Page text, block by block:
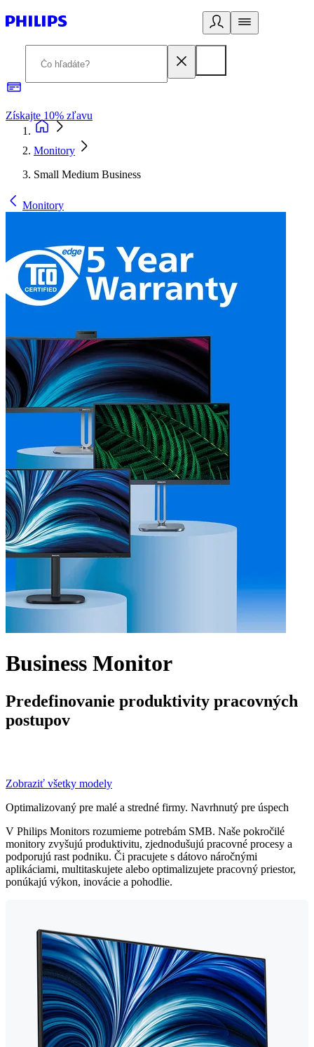
Získajte 10% zľavu
Monitory
Small Medium Business
Monitory
Business Monitor
Predefinovanie produktivity pracovných
postupov
Zobraziť všetky modely
Optimalizovaný pre malé a stredné firmy. Navrhnutý pre úspech
V Philips Monitors rozumieme potrebám SMB. Naše pokročilé
monitory zvyšujú produktivitu, zjednodušujú pracovné procesy a
podporujú rast podniku. Či pracujete s dátovo náročnými
aplikáciami, multitaskujete alebo optimalizujete pracovný priestor,
ponúkajú výkon, inovácie a pohodlie.